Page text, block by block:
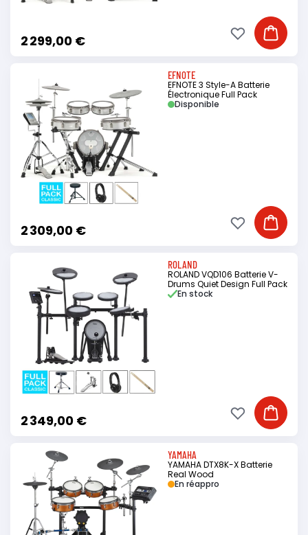
2 299,00 € Ajouter
Ajouter à ma
EFNOTE
EFNOTE 3 Style-A Batterie
Électronique Full Pack
2 309,00 €
Disponible
Ajouter
Ajouter à ma
ROLAND
ROLAND VQD106 Batterie V-
Drums Quiet Design Full Pack
2 349,00 €
En stock
Ajouter
Ajouter à ma
YAMAHA
YAMAHA DTX8K-X Batterie
Real Wood
En réappro